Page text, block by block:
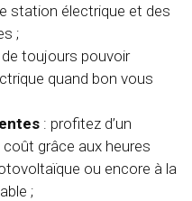
station électrique et des
;
toujours pouvoir
quand bon vous
: profitez d’un
grâce aux heures
ou encore à la
;